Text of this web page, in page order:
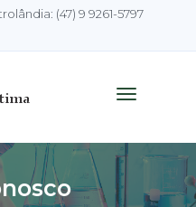
(47) 9 9261-5797
Toggle